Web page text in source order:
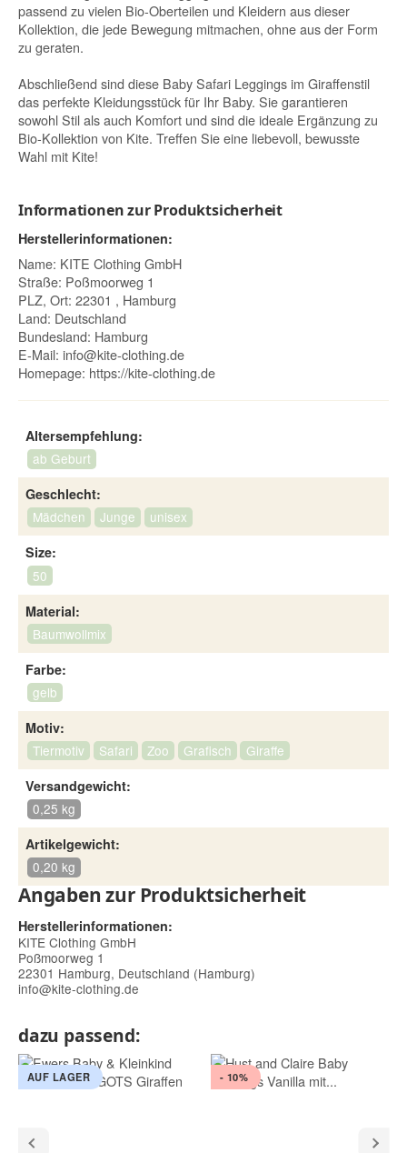
passend zu vielen Bio-Oberteilen und Kleidern aus dieser
Kollektion, die jede Bewegung mitmachen, ohne aus der Form
zu geraten.
Abschließend sind diese Baby Safari Leggings im Giraffenstil
das perfekte Kleidungsstück für Ihr Baby. Sie garantieren
sowohl Stil als auch Komfort und sind die ideale Ergänzung zu
Bio-Kollektion von Kite. Treffen Sie eine liebevoll, bewusste
Wahl mit Kite!
Informationen zur Produktsicherheit
Herstellerinformationen:
Name: KITE Clothing GmbH
Straße: Poßmoorweg 1
PLZ, Ort: 22301 , Hamburg
Land: Deutschland
Bundesland: Hamburg
E-Mail: info@kite-clothing.de
Homepage: https://kite-clothing.de
Altersempfehlung:
ab Geburt
Geschlecht:
Mädchen
Junge
unisex
Size:
50
Material:
Baumwollmix
Farbe:
gelb
Motiv:
Tiermotiv
Safari Zoo Grafisch
Giraffe
Versandgewicht:
0,25 kg
Artikelgewicht:
0,20 kg
Angaben zur Produktsicherheit
Herstellerinformationen:
KITE Clothing GmbH
Poßmoorweg 1
22301 Hamburg, Deutschland (Hamburg)
info@kite-clothing.de
dazu passend:
AUF LAGER - 10%